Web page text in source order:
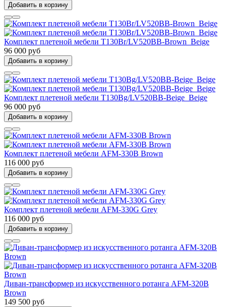
Добавить в корзину
Комплект плетеной мебели T130Br/LV520BB-Brown_Beige
96 000 руб
Добавить в корзину
Комплект плетеной мебели T130Bg/LV520BB-Beige_Beige
96 000 руб
Добавить в корзину
Комплект плетеной мебели AFM-330B Brown
116 000 руб
Добавить в корзину
Комплект плетеной мебели AFM-330G Grey
116 000 руб
Добавить в корзину
Диван-трансформер из искусственного ротанга AFM-320B
Brown
149 500 руб